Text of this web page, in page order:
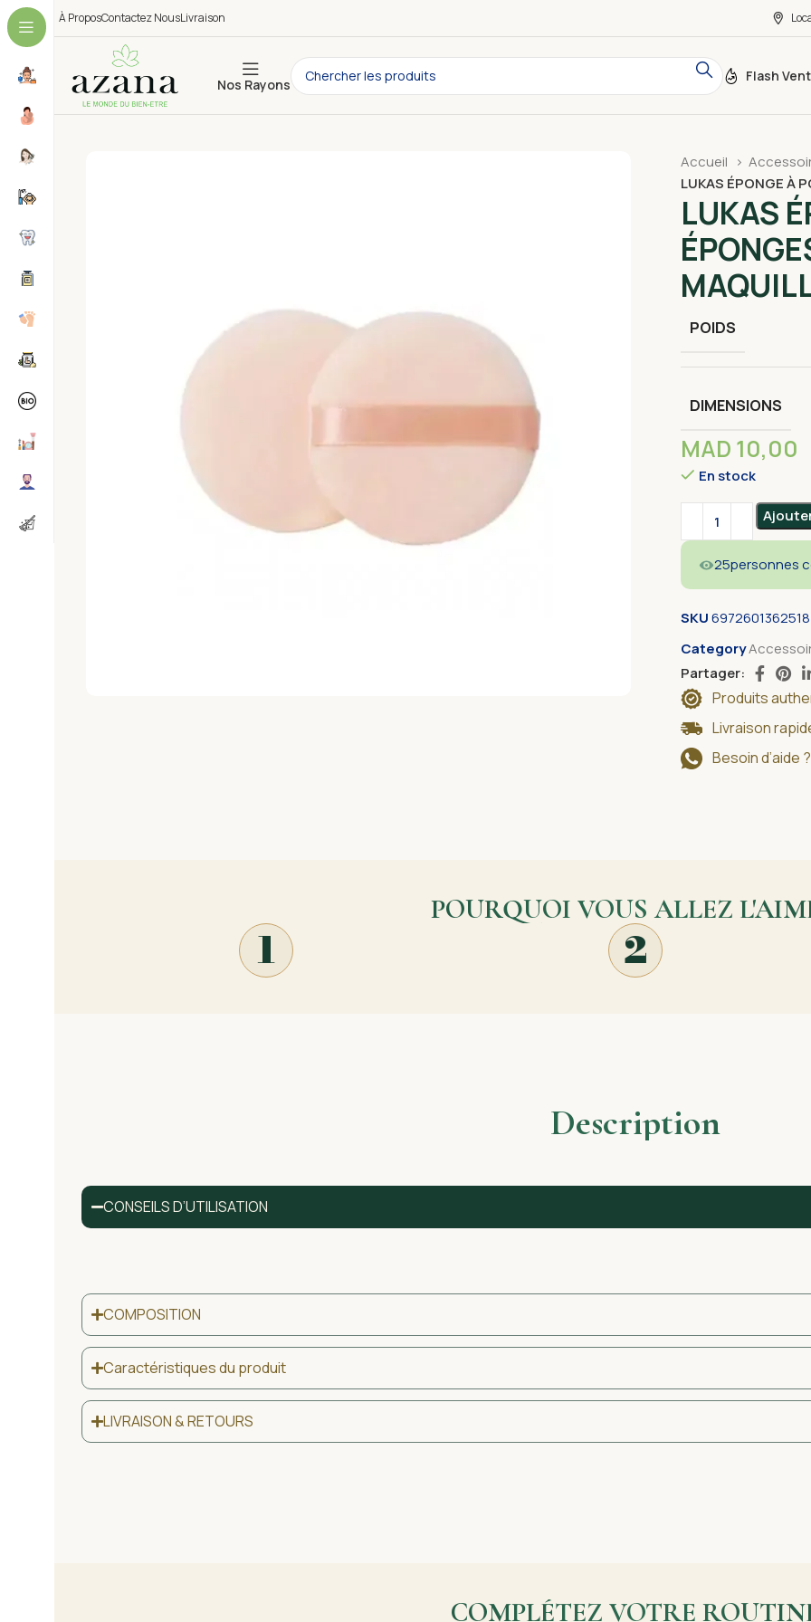
À ProposContactez NousLivraison
Nos Rayons
Flash
Accueil
LUKAS ÉPONGE À
LUKAS
POIDS
DIMENSIONS
MAD 10,00
En stock
25personnes
SKU6972601362518
Category
Partager:
Produits
Livraison
Besoin
POURQUOI VOUS ALLEZ
1 2
Description
CONSEILS D’UTILISATION
COMPOSITION
Caractéristiques du produit
LIVRAISON & RETOURS
COMPLÉTEZ VOTRE